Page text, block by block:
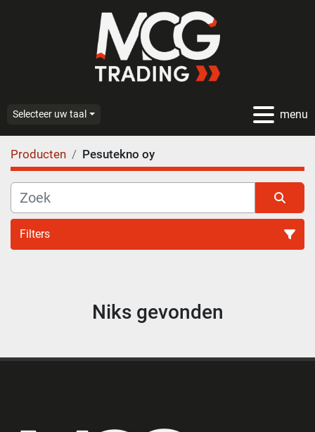
menu
Selecteer uw taal
Producten Pesutekno oy
Filters
Sorteren op
Niks gevonden